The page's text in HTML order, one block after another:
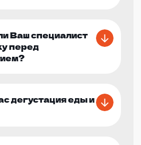
Ваш специалист
перед
дегустация еды и